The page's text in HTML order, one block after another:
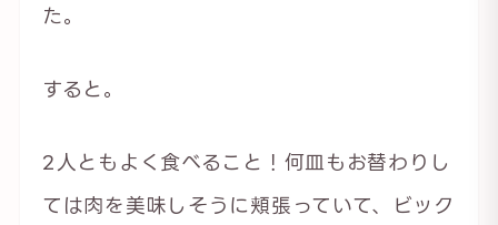
た。
すると。
2人ともよく食べること！何皿もお替わりし
ては肉を美味しそうに頬張っていて、ビック